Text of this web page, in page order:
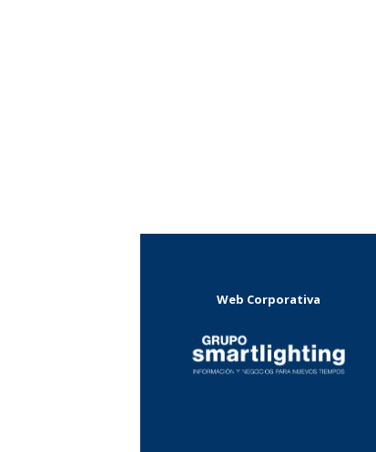
Web Corporativa